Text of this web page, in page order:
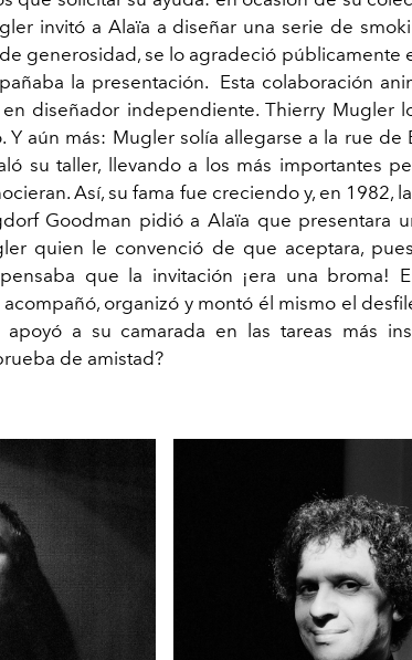
invitó a Alaïa a diseñar una serie de
generosidad, se lo agradeció públicamente
la presentación. Esta colaboración
diseñador independiente. Thierry Mugler
Y aún más: Mugler solía allegarse a la rue de
su taller, llevando a los más importantes
Así, su fama fue creciendo y, en 1982,
Goodman pidió a Alaïa que presentara
quien le convenció de que aceptara,
que la invitación ¡era una broma!
organizó y montó él mismo el
apoyó a su camarada en las tareas más
de amistad?